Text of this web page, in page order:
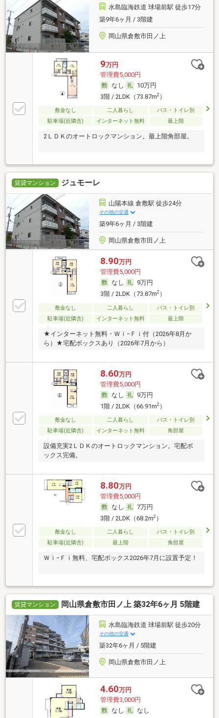
水島臨海鉄道 球場前駅 徒歩17分
築9年6ヶ月 / 3階建
岡山県倉敷市田ノ上
9万円
管理費5,000円
なし
10万円
3階 / 2LDK（73.87m2）
敷金なし 二人暮らし
バス・トイレ別
駐車場(近隣含)
インターネット無料 最上階
2ＬＤＫのオートロックマンション。最上階角部屋。
賃貸マンション ジュモーレ
山陽本線 倉敷駅 徒歩24分
その他の交通
築9年6ヶ月 / 3階建
岡山県倉敷市田ノ上
8.90万円
管理費5,000円
なし
9万円
3階 / 2LDK（73.87m2）
敷金なし 二人暮らし
バス・トイレ別
駐車場(近隣含)
インターネット無料 最上階
★インターネット無料・Ｗｉ−Ｆｉ付（2026年8月か
ら）★宅配ボックスあり（2026年7月から）
8.60万円
管理費5,000円
なし
9万円
1階 / 2LDK（66.91m2）
敷金なし 二人暮らし
バス・トイレ別
駐車場(近隣含)
インターネット無料 角部屋
設備充実2ＬＤＫのオートロックマンション。宅配ボ
ックス完備。
8.80万円
管理費5,000円
なし
7万円
3階 / 2LDK（68.2m2）
敷金なし 二人暮らし
バス・トイレ別
駐車場(近隣含)
最上階 角部屋
Ｗｉ−Ｆｉ無料、宅配ボックス2026年7月に設置予定！
賃貸マンション 岡山県倉敷市田ノ上 築32年6ヶ月 5階建
水島臨海鉄道 球場前駅 徒歩20分
その他の交通
築32年6ヶ月 / 5階建
岡山県倉敷市田ノ上
4.60万円
管理費3,000円
なし
なし